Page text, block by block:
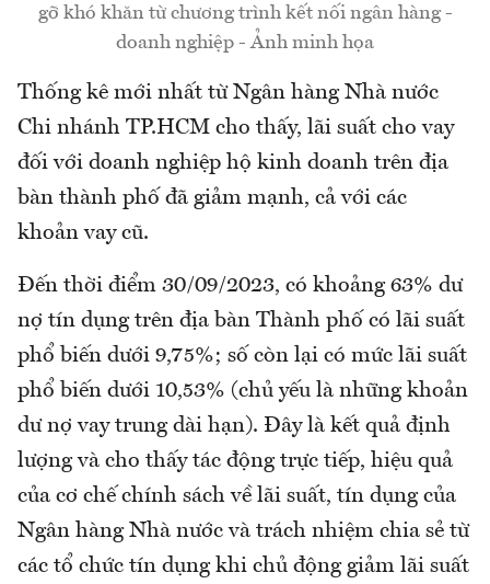
gỡ khó khăn từ chương trình kết nối ngân hàng -
doanh nghiệp - Ảnh minh họa
Thống kê mới nhất từ Ngân hàng Nhà nước
Chi nhánh TP.HCM cho thấy, lãi suất cho vay
đối với doanh nghiệp hộ kinh doanh trên địa
bàn thành phố đã giảm mạnh, cả với các
khoản vay cũ.
Đến thời điểm 30/09/2023, có khoảng 63% dư
nợ tín dụng trên địa bàn Thành phố có lãi suất
phổ biến dưới 9,75%; số còn lại có mức lãi suất
phổ biến dưới 10,53% (chủ yếu là những khoản
dư nợ vay trung dài hạn). Đây là kết quả định
lượng và cho thấy tác động trực tiếp, hiệu quả
của cơ chế chính sách về lãi suất, tín dụng của
Ngân hàng Nhà nước và trách nhiệm chia sẻ từ
các tổ chức tín dụng khi chủ động giảm lãi suất